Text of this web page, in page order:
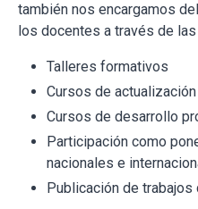
también nos encargamos
los docentes a través de
Talleres formativos
Cursos de
Cursos de desarrollo
Participación como
nacionales e
Publicación de